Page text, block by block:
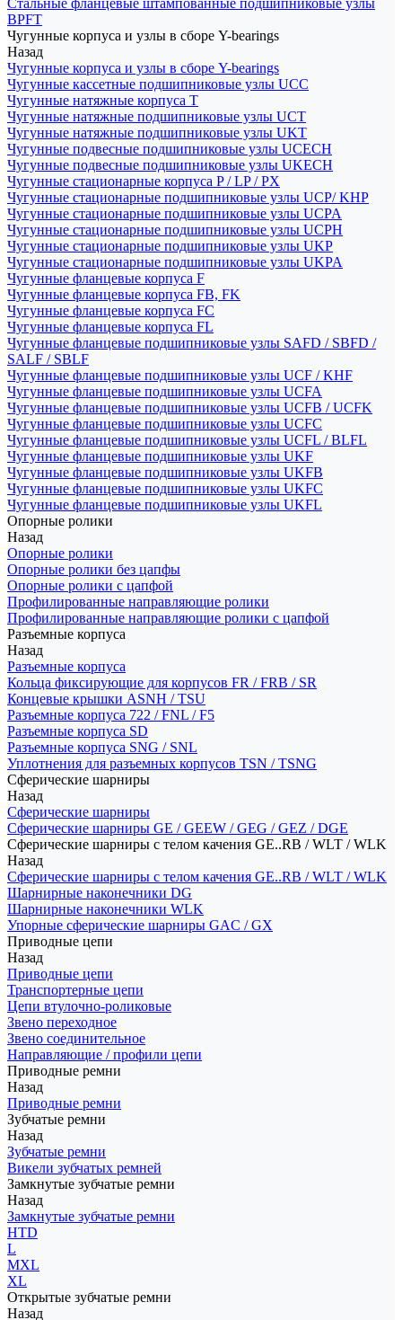
Стальные фланцевые штампованные подшипниковые узлы
BPFT
Чугунные корпуса и узлы в сборе Y-bearings
Назад
Чугунные корпуса и узлы в сборе Y-bearings
Чугунные кассетные подшипниковые узлы UCC
Чугунные натяжные корпуса T
Чугунные натяжные подшипниковые узлы UCT
Чугунные натяжные подшипниковые узлы UKT
Чугунные подвесные подшипниковые узлы UCECH
Чугунные подвесные подшипниковые узлы UKECH
Чугунные стационарные корпуса P / LP / PX
Чугунные стационарные подшипниковые узлы UCP/ KHP
Чугунные стационарные подшипниковые узлы UCPA
Чугунные стационарные подшипниковые узлы UCPH
Чугунные стационарные подшипниковые узлы UKP
Чугунные стационарные подшипниковые узлы UKPA
Чугунные фланцевые корпуса F
Чугунные фланцевые корпуса FB, FK
Чугунные фланцевые корпуса FC
Чугунные фланцевые корпуса FL
Чугунные фланцевые подшипниковые узлы SAFD / SBFD /
SALF / SBLF
Чугунные фланцевые подшипниковые узлы UCF / KHF
Чугунные фланцевые подшипниковые узлы UCFA
Чугунные фланцевые подшипниковые узлы UCFB / UCFK
Чугунные фланцевые подшипниковые узлы UCFC
Чугунные фланцевые подшипниковые узлы UCFL / BLFL
Чугунные фланцевые подшипниковые узлы UKF
Чугунные фланцевые подшипниковые узлы UKFB
Чугунные фланцевые подшипниковые узлы UKFC
Чугунные фланцевые подшипниковые узлы UKFL
Опорные ролики
Назад
Опорные ролики
Опорные ролики без цапфы
Опорные ролики с цапфой
Профилированные направляющие ролики
Профилированные направляющие ролики с цапфой
Разъемные корпуса
Назад
Разъемные корпуса
Кольца фиксирующие для корпусов FR / FRB / SR
Концевые крышки ASNH / TSU
Разъемные корпуса 722 / FNL / F5
Разъемные корпуса SD
Разъемные корпуса SNG / SNL
Уплотнения для разъемных корпусов TSN / TSNG
Сферические шарниры
Назад
Сферические шарниры
Сферические шарниры GE / GEEW / GEG / GEZ / DGE
Сферические шарниры с телом качения GE..RB / WLT / WLK
Назад
Сферические шарниры с телом качения GE..RB / WLT / WLK
Шарнирные наконечники DG
Шарнирные наконечники WLK
Упорные сферические шарниры GAC / GX
Приводные цепи
Назад
Приводные цепи
Транспортерные цепи
Цепи втулочно-роликовые
Звено переходное
Звено соединительное
Направляющие / профили цепи
Приводные ремни
Назад
Приводные ремни
Зубчатые ремни
Назад
Зубчатые ремни
Викели зубчатых ремней
Замкнутые зубчатые ремни
Назад
Замкнутые зубчатые ремни
HTD
L
MXL
XL
Открытые зубчатые ремни
Назад